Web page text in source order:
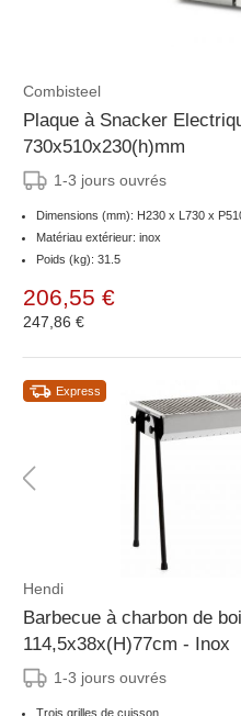
Combisteel
Plaque à Snacker
730x510x230(h)mm
1-3 jours ouvrés
Dimensions (mm): H230 x L730 x
Matériau extérieur: inox
Poids (kg): 31.5
206,55 €
247,86 €
Express
Hendi
Barbecue à charbon de
114,5x38x(H)77cm - Inox
1-3 jours ouvrés
Trois grilles de cuisson